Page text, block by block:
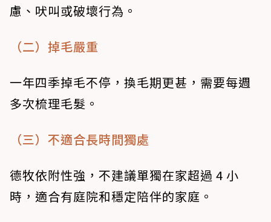
慮、吠叫或破壞行為。
（二）掉毛嚴重
一年四季掉毛不停，換毛期更甚，需要每週
多次梳理毛髮。
（三）不適合長時間獨處
德牧依附性強，不建議單獨在家超過 4 小
時，適合有庭院和穩定陪伴的家庭。